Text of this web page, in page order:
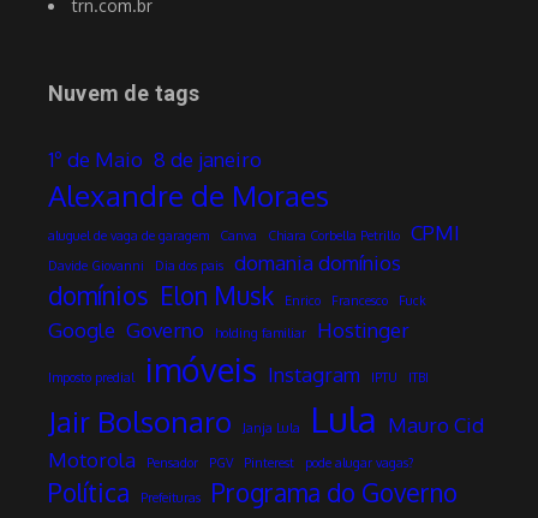
trn.com.br
Nuvem de tags
1º de Maio 8 de janeiro
Alexandre de Moraes
aluguel de vaga de garagem Canva Chiara Corbella Petrillo CPMI
Davide Giovanni Dia dos pais domania domínios
domínios Elon Musk Enrico Francesco Fuck
Google Governo holding familiar Hostinger
Imposto predial imóveis Instagram IPTU ITBI
Jair Bolsonaro Janja Lula Lula Mauro Cid
Motorola
Pensador PGV Pinterest pode alugar vagas?
Política Prefeituras Programa do Governo